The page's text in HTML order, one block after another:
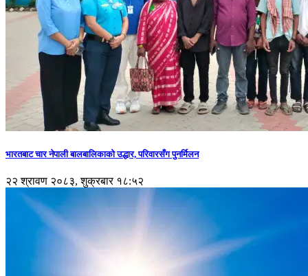
भारतबाट चार नेपाली बालबालिकाको उद्धार, परिवारसँग पुनर्मिलन
२२ श्रावण २०८३, शुक्रबार १८:५२